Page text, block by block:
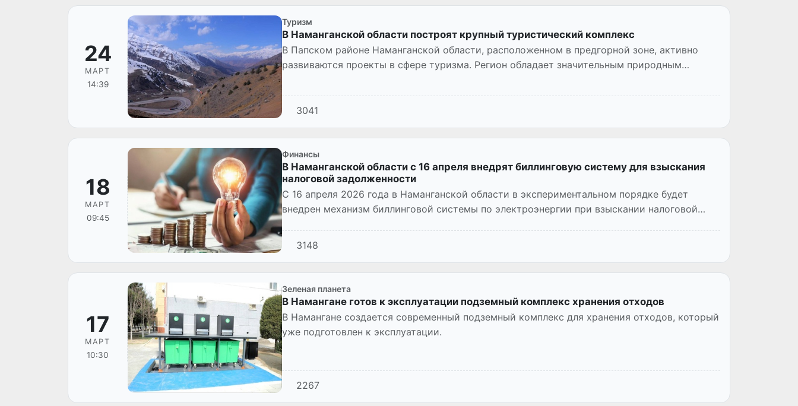
24
МАРТ
14:39
Туризм
В Наманганской области построят крупный туристический комплекс
В Папском районе Наманганской области, расположенном в предгорной зоне, активно
развиваются проекты в сфере туризма. Регион обладает значительным природным
3041
18
МАРТ
09:45
Финансы
В Наманганской области с 16 апреля внедрят биллинговую систему для взыскания
налоговой задолженности
С 16 апреля 2026 года в Наманганской области в экспериментальном порядке будет
внедрен механизм биллинговой системы по электроэнергии при взыскании налоговой
3148
17
МАРТ
10:30
Зеленая планета
В Намангане готов к эксплуатации подземный комплекс хранения отходов
В Намангане создается современный подземный комплекс для хранения отходов, который
уже подготовлен к эксплуатации.
2267